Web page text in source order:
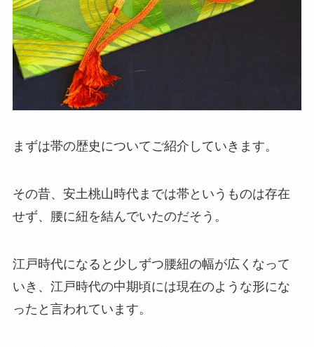
まずは帯の歴史についてご紹介していきます。
その昔、安土桃山時代までは帯というものは存在
せず、腰に紐を結んでいたのだそう。
江戸時代になると少しずつ腰紐の幅が広くなって
いき、江戸時代の中期頃には現在のような形にな
ったと言われています。